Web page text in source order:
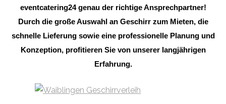
eventcatering24 genau der richtige Ansprechpartner!
Durch die große Auswahl an Geschirr zum Mieten, die
schnelle Lieferung sowie eine professionelle Planung und
Konzeption, profitieren Sie von unserer langjährigen
Erfahrung.